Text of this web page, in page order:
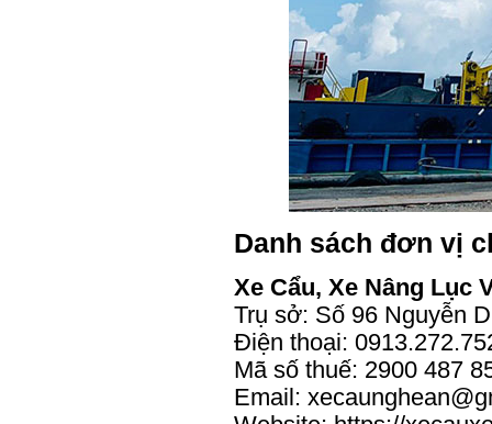
Danh sách đơn vị
Xe Cẩu, Xe Nâng Lục
Trụ sở: Số 96 Nguyễn
Điện thoại:
Mã số thuế: 2900 487
Email: